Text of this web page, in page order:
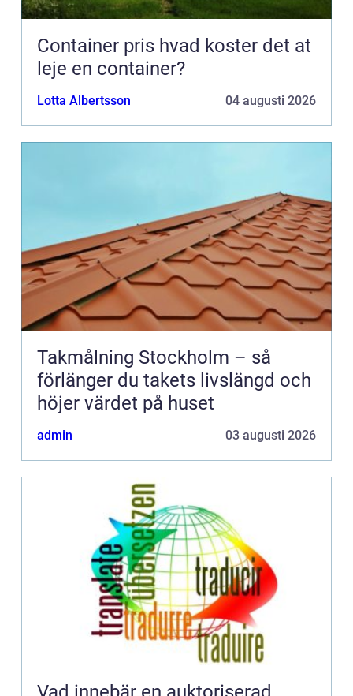
Container pris hvad koster det at
leje en container?
Lotta Albertsson 04 augusti 2026
Takmålning Stockholm – så
förlänger du takets livslängd och
höjer värdet på huset
admin 03 augusti 2026